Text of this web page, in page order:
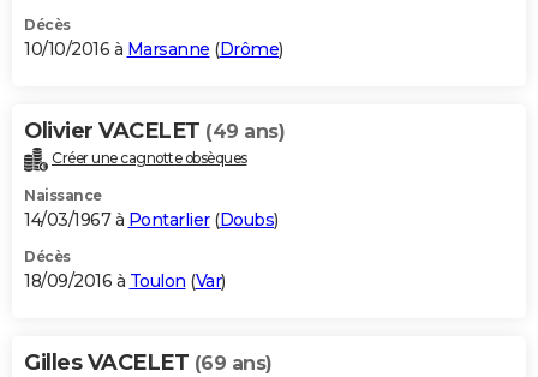
Décès
10/10/2016 à Marsanne (Drôme)
Olivier VACELET (49 ans)
Créer une cagnotte obsèques
Naissance
14/03/1967 à Pontarlier(Doubs)
Décès
18/09/2016 à Toulon (Var)
Gilles VACELET (69 ans)